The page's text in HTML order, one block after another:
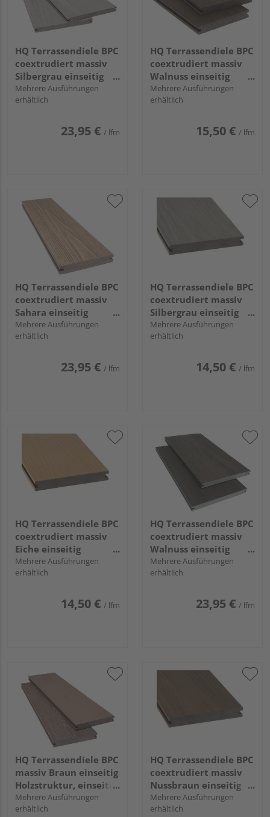
HQ Terrassendiele BPC
coextrudiert massiv
Silbergrau einseitig
Holzstruktur, einseitig
geriffelt, längsseitige
Mehrere Ausführungen
erhältlich
23,95 € / lfm
HQ Terrassendiele BPC
coextrudiert massiv
Walnuss einseitig
Holzstruktur, einseitig
individuell
längsseitige Nut,
AreaPico - 20 x 140
Mehrere Ausführungen
erhältlich
15,50 € / lfm
HQ Terrassendiele BPC
coextrudiert massiv
Sahara einseitig
Holzstruktur,
längsseitige Nut, Tura -
Mehrere Ausführungen
erhältlich
23,95 € / lfm
HQ Terrassendiele BPC
coextrudiert massiv
Silbergrau einseitig
Holzstruktur, einseitig
individuell
längsseitige Nut,
Primo+ - 20 x 140 mm
Mehrere Ausführungen
erhältlich
14,50 € / lfm
HQ Terrassendiele BPC
coextrudiert massiv
Eiche einseitig
Holzstruktur, einseitig
individuell
längsseitige Nut,
Primo+ - 20 x 140 mm
Mehrere Ausführungen
erhältlich
14,50 € / lfm
HQ Terrassendiele BPC
coextrudiert massiv
Walnuss einseitig
Holzstruktur, einseitig
geriffelt, längsseitige
Mehrere Ausführungen
erhältlich
23,95 € / lfm
HQ Terrassendiele BPC
massiv Braun einseitig
Holzstruktur, einseitig
gebürstet, längsseitige
Nut, Nodos - 20 x 140
Mehrere Ausführungen
erhältlich
HQ Terrassendiele BPC
coextrudiert massiv
Nussbraun einseitig
Holzstruktur, einseitig
individuell
Mehrere Ausführungen
erhältlich